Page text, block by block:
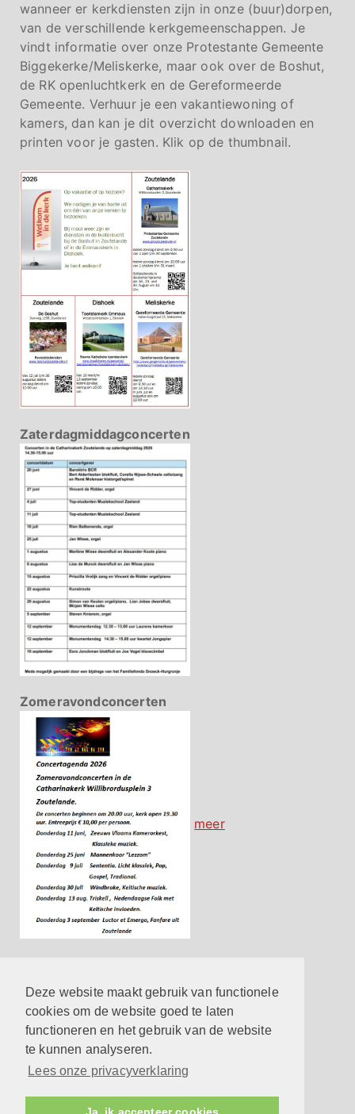
Deze website maakt gebruik van functionele
cookies om de website goed te laten
functioneren en het gebruik van de website
te kunnen analyseren.
Lees onze privacyverklaring
wanneer er kerkdiensten zijn in onze (buur)dorpen,
van de verschillende kerkgemeenschappen. Je
vindt informatie over onze Protestante Gemeente
Biggekerke/Meliskerke, maar ook over de Boshut,
de RK openluchtkerk en de Gereformeerde
Gemeente. Verhuur je een vakantiewoning of
kamers, dan kan je dit overzicht downloaden en
printen voor je gasten. Klik op de thumbnail.
Zaterdagmiddagconcerten
Zomeravondconcerten
meer
Hier vind je de belangrijkste contactgegevens
meer
Reageren op een eredienst
meer